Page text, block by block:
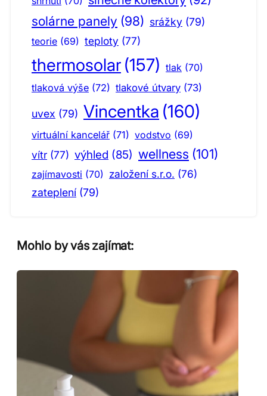
solárne panely (98) srážky (79)
teorie (69) teploty (77)
thermosolar (157) tlak (70)
tlaková výše (72) tlakové útvary (73)
uvex (79) Vincentka (160)
virtuální kancelář (71) vodstvo (69)
vítr (77) výhled (85) wellness (101)
zajímavosti (70) založení s.r.o. (76)
zateplení (79)
Mohlo by vás zajímat: